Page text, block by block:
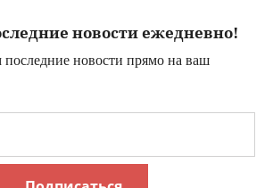
новости ежедневно!
новости прямо на ваш